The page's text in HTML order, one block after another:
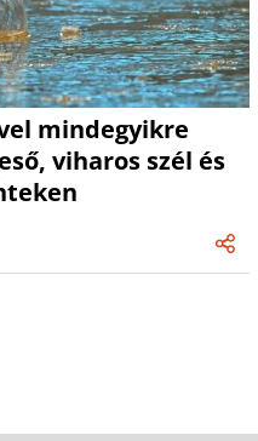
mindegyikre
viharos szél és